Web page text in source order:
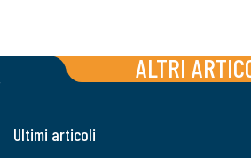
ALTRI
Ultimi articoli